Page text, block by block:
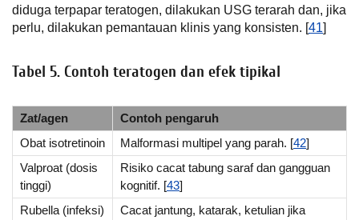
diduga terpapar teratogen, dilakukan USG terarah dan, jika
perlu, dilakukan pemantauan klinis yang konsisten. [41]
Tabel 5. Contoh teratogen dan efek tipikal
Zat/agen
Contoh pengaruh
Obat isotretinoin
Malformasi multipel yang parah. [42]
Valproat (dosis
tinggi)
Risiko cacat tabung saraf dan gangguan
kognitif. [43]
Rubella (infeksi)
Cacat jantung, katarak, ketulian jika